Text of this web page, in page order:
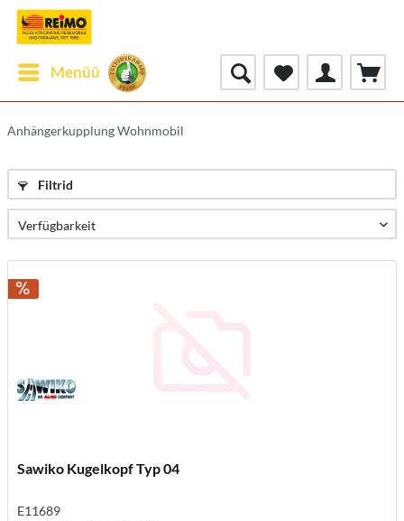
Menüü
Anhängerkupplung Wohnmobil
Filtrid
Sawiko Kugelkopf Typ 04
E11689